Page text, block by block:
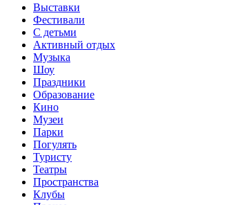
Выставки
Фестивали
С детьми
Активный отдых
Музыка
Шоу
Праздники
Образование
Кино
Музеи
Парки
Погулять
Туристу
Театры
Пространства
Клубы